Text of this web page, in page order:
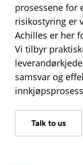
prosessene for
risikostyring er
Achilles er her
Vi tilbyr
samsvar og
Talk to us